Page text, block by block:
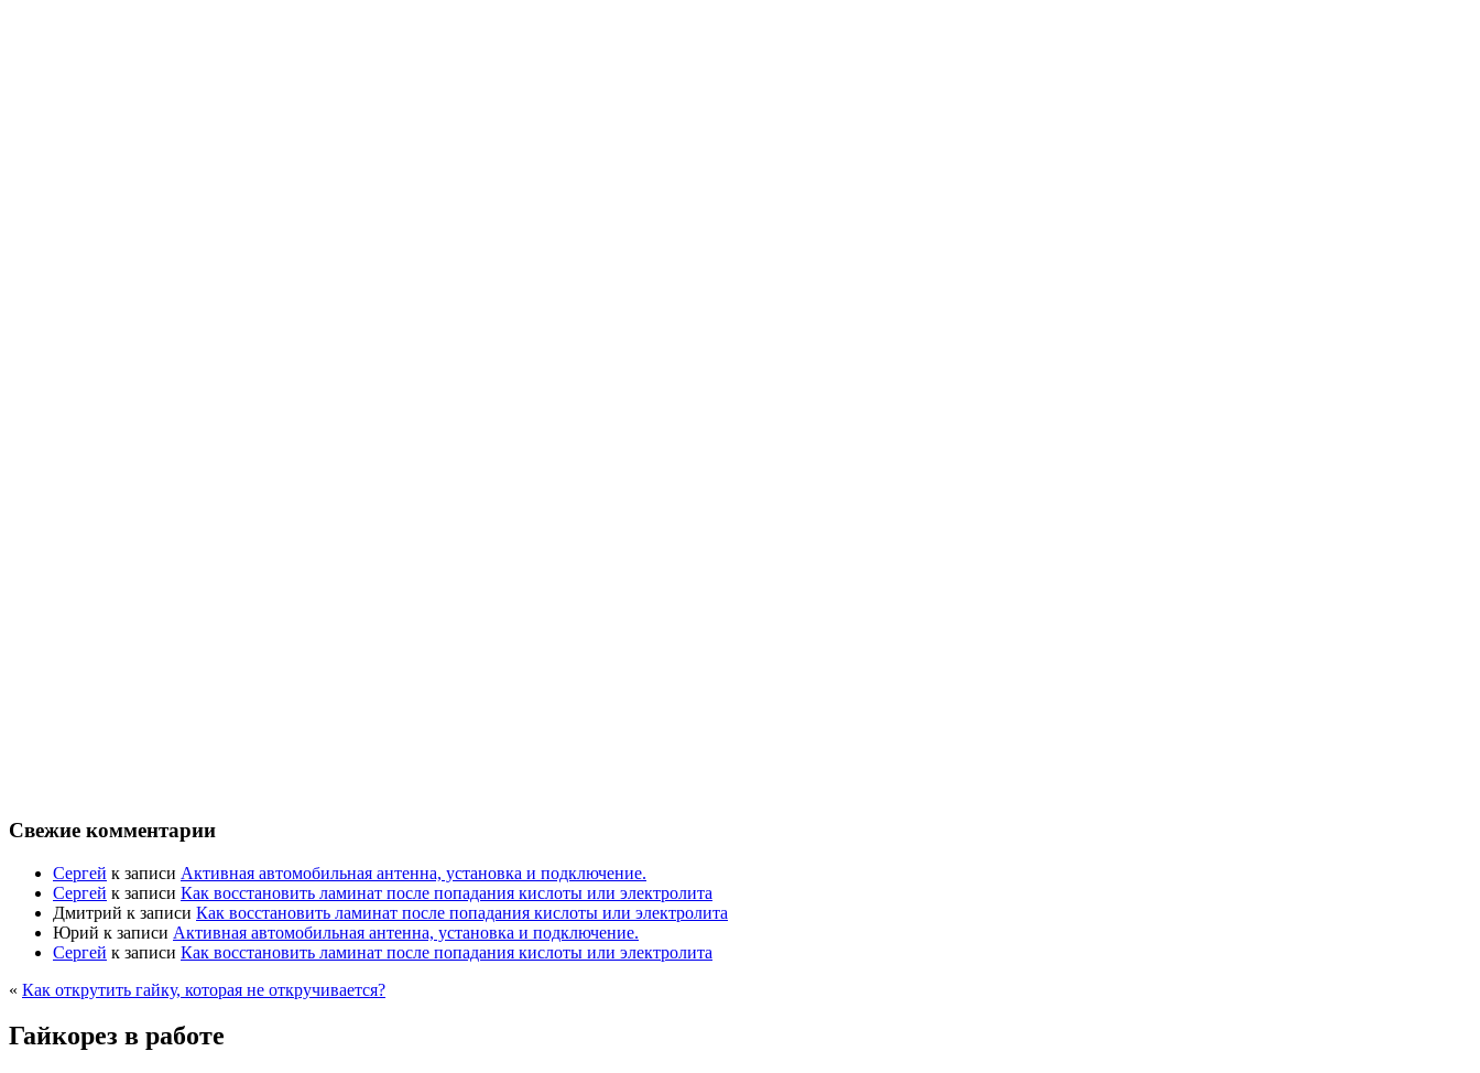
Свежие комментарии
Сергей к записи Активная автомобильная антенна, установка и подключение.
Сергей к записи Как восстановить ламинат после попадания кислоты или электролита
Дмитрий к записи Как восстановить ламинат после попадания кислоты или электролита
Юрий к записи Активная автомобильная антенна, установка и подключение.
Сергей к записи Как восстановить ламинат после попадания кислоты или электролита
« Как открутить гайку, которая не откручивается?
Гайкорез в работе